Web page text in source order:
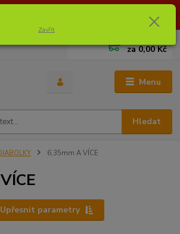
ověřte na info@zbraneostrava.cz nebo tel.
Menu
Hledat
za0,00 Kč
6,35mm A VÍCE
Upřesnit parametry
Zavřít